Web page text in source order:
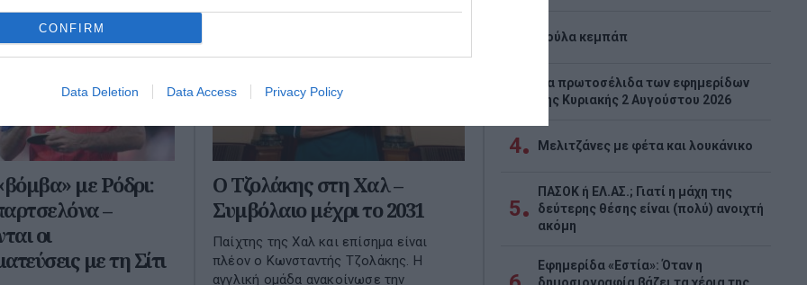
CONFIRM
Data Deletion Data Access Privacy Policy
με Ρόδρι:
–
οι
με τη Σίτι
Ο Τζολάκης στη Χαλ –
Συμβόλαιο μέχρι το 2031
Παίχτης της Χαλ και επίσημα είναι
πλέον ο Κωνσταντής Τζολάκης. Η
αγγλική ομάδα ανακοίνωσε την
Λούλα κεμπάπ
Tα πρωτοσέλιδα των εφημερίδων
της Κυριακής 2 Αυγούστου 2026
4 Μελιτζάνες με φέτα και λουκάνικο
5
ΠΑΣΟΚ ή ΕΛ.ΑΣ.; Γιατί η μάχη της
δεύτερης θέσης είναι (πολύ) ανοιχτή
ακόμη
Εφημερίδα «Εστία»: Όταν η